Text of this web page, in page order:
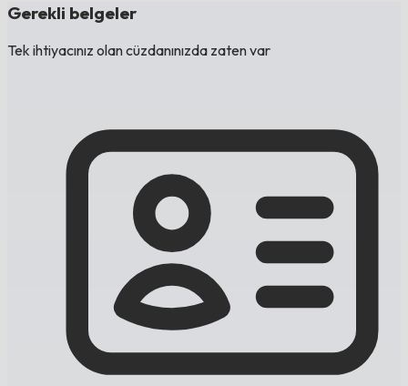
Gerekli belgeler
Tek ihtiyacınız olan cüzdanınızda zaten var